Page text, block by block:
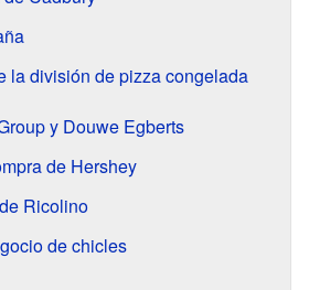
la división de pizza congelada
y Douwe Egberts
de Hershey
Ricolino
de chicles